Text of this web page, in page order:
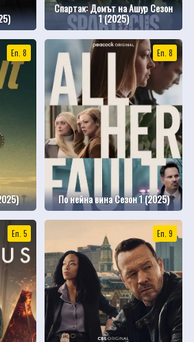
Спартак: Домът на Ашур Сезон
1 (2025)
Еп. 8 Еп. 8
По нейна вина Сезон 1 (2025)
Еп. 5 Еп. 9